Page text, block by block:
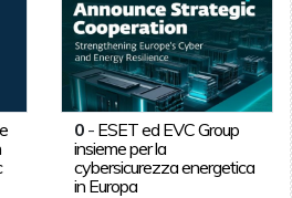
0 - ESET ed EVC Group
insieme per la
cybersicurezza energetica
in Europa